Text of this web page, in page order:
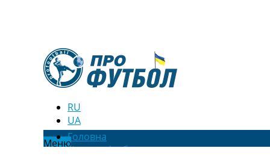
RU
UA
МенюГоловна
Новини футболу